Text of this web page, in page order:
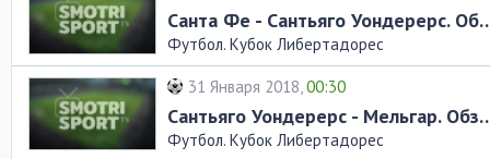
Санта Фе -
Футбол. Кубок Либертадорес
31 Января 2018,00:30
Сантьяго
Футбол. Кубок Либертадорес